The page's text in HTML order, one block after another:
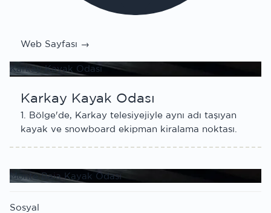
Web Sayfası →
Karkay Kayak Odası
Karkay Kayak Odası
1. Bölge'de, Karkay telesiyejiyle aynı adı taşıyan
kayak ve snowboard ekipman kiralama noktası.
Monte Baia Kayak Odası
Sosyal